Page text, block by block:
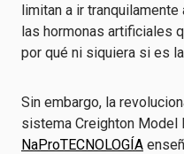
limitan a ir
las hormonas artificiales
por qué ni siquiera si es
Sin embargo, la
sistema Creighton Model
NaProTECNOLOGÍA